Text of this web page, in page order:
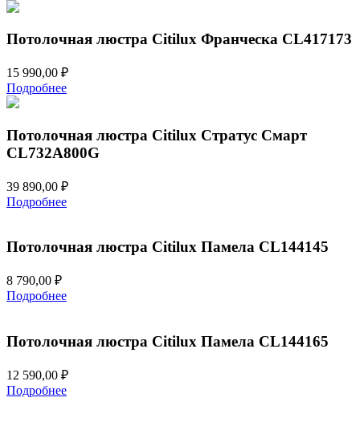
Потолочная люстра Citilux Франческа CL417173
15 990,00 ₽
Подробнее
Потолочная люстра Citilux Стратус Смарт
CL732A800G
39 890,00 ₽
Подробнее
Потолочная люстра Citilux Памела CL144145
8 790,00 ₽
Подробнее
Потолочная люстра Citilux Памела CL144165
12 590,00 ₽
Подробнее